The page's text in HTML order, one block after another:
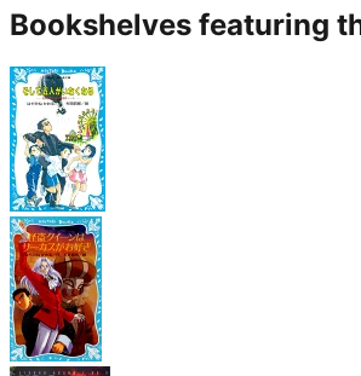
Bookshelves featuring